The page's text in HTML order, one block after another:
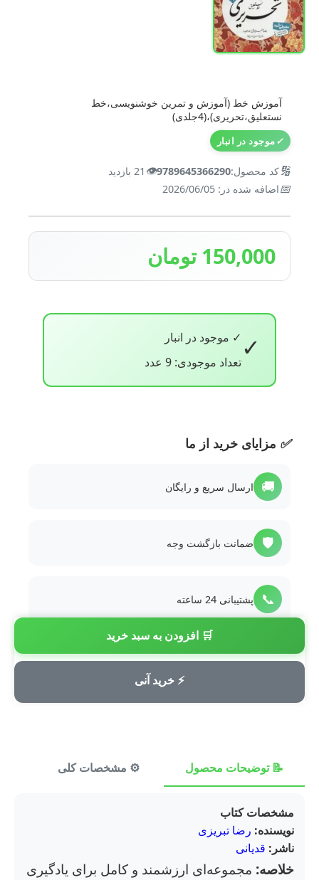
آموزش خط (آموزش و تمرین خوشنویسی،خط
نستعلیق،تحریری)،(4جلدی)
✓موجود در انبار
🔢کد محصول:9789645366290
👁️ 21 بازدید
📅اضافه شده در: 2026/06/05
150,000 تومان
✓ ✓ موجود در انبار
تعداد موجودی: 9 عدد
🛒 افزودن به سبد خرید
⚡ خرید آنی
✅ مزایای خرید از ما
🚚 ارسال سریع و رایگان
🛡️ ضمانت بازگشت وجه
📞 پشتیبانی 24 ساعته
💳 پرداخت امن
📝 توضیحات محصول ⚙️ مشخصات کلی
مشخصات کتاب
نویسنده: رضا تبریزی
ناشر: قدیانی
خلاصه: مجموعه‌ای ارزشمند و کامل برای یادگیری